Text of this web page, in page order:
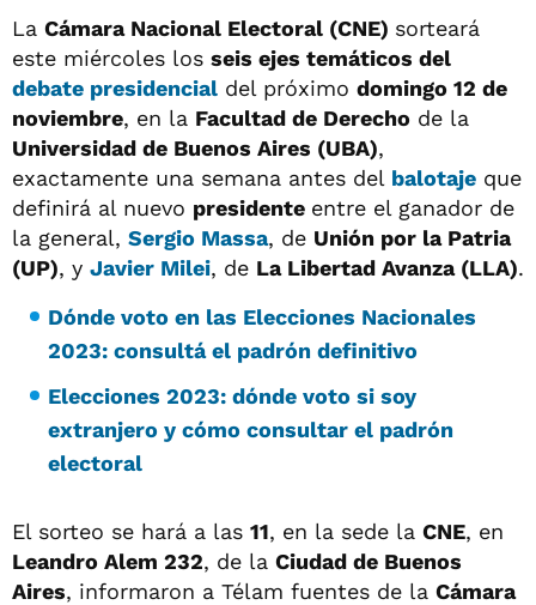
La Cámara Nacional Electoral (CNE) sorteará
este miércoles los seis ejes temáticos del
debate presidencial del próximo domingo 12 de
noviembre, en la Facultad de Derecho de la
Universidad de Buenos Aires (UBA),
exactamente una semana antes del balotaje que
definirá al nuevo presidente entre el ganador de
la general, Sergio Massa, de Unión por la Patria
(UP), y Javier Milei, de La Libertad Avanza (LLA).
Dónde voto en las Elecciones Nacionales
2023: consultá el padrón definitivo
Elecciones 2023: dónde voto si soy
extranjero y cómo consultar el padrón
electoral
El sorteo se hará a las 11, en la sede la CNE, en
Leandro Alem 232, de la Ciudad de Buenos
Aires, informaron a Télam fuentes de la Cámara